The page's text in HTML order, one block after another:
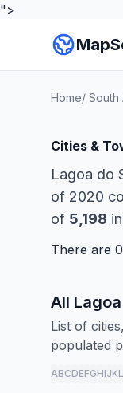
">
Home/ South
Cities &
Lagoa do
of 2020
of 5,198
There are
All
List of
populated
ABCDEFGHIJKL